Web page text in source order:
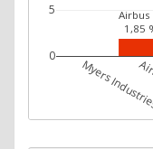
Airbus
1,85
Myers
0
5